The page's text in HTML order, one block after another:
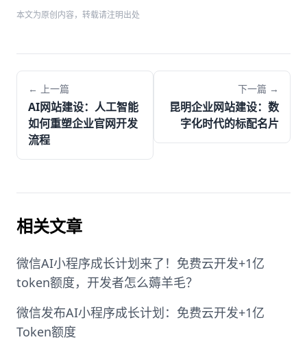
本文为原创内容，转载请注明出处
← 上一篇
AI网站建设：人工智能
如何重塑企业官网开发
流程
下一篇 →
昆明企业网站建设：数
字化时代的标配名片
相关文章
微信AI小程序成长计划来了！免费云开发+1亿
token额度，开发者怎么薅羊毛？
微信发布AI小程序成长计划：免费云开发+1亿
Token额度